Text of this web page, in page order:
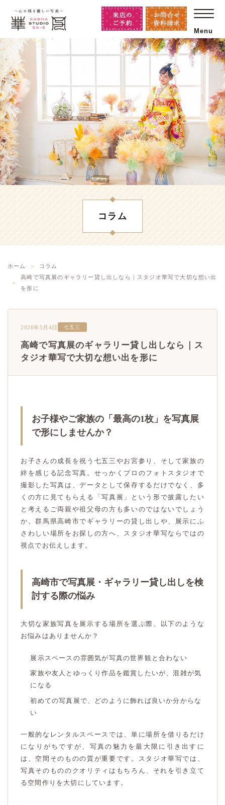
Menu
コラム
ホーム
コラム
高崎で写真展のギャラリー貸し出しなら｜スタジオ華写で大切な想い出
を形に
2026年5月4日 七五三
高崎で写真展のギャラリー貸し出しなら｜ス
タジオ華写で大切な想い出を形に
お子様やご家族の「最高の1枚」を写真展
で形にしませんか？
お子さんの成長を祝う七五三やお宮参り、そして家族の
絆を感じる記念写真。せっかくプロのフォトスタジオで
撮影した写真は、データとして保存するだけでなく、多
くの方に見てもらえる「写真展」という形で披露したい
と考えるご両親や祖父母の方も多いのではないでしょう
か。群馬県高崎市でギャラリーの貸し出しや、展示にふ
さわしい場所をお探しの方へ、スタジオ華写ならではの
視点でお伝えします。
高崎市で写真展・ギャラリー貸し出しを検
討する際の悩み
大切な家族写真を展示する場所を選ぶ際、以下のような
お悩みはありませんか？
展示スペースの雰囲気が写真の世界観と合わない
家族や友人とゆっくり作品を鑑賞したいが、混雑が気
になる
初めての写真展で、どのように飾れば良いか分からな
い
一般的なレンタルスペースでは、単に場所を借りるだけ
になりがちですが、写真の魅力を最大限に引き出すに
は、空間そのものの質が重要です。スタジオ華写では、
写真そのもののクオリティはもちろん、それを引き立て
る空間作りを大切にしています。